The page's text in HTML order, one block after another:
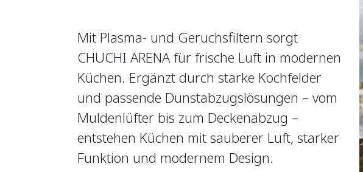
Mit Plasma- und Geruchsfiltern sorgt
CHUCHI ARENA für frische Luft in modernen
Küchen. Ergänzt durch starke Kochfelder
und passende Dunstabzugslösungen – vom
Muldenlüfter bis zum Deckenabzug –
entstehen Küchen mit sauberer Luft, starker
Funktion und modernem Design.